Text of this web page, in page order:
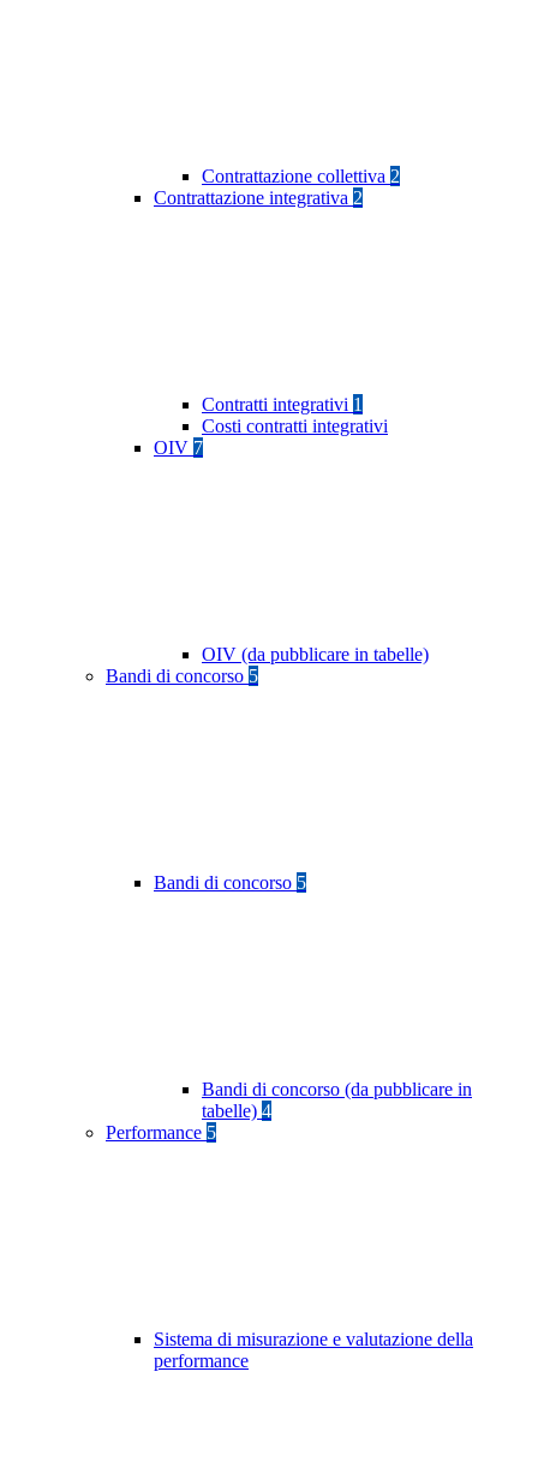
Contrattazione collettiva 2
Contrattazione integrativa 2
Contratti integrativi 1
Costi contratti integrativi
OIV 7
OIV (da pubblicare in tabelle)
Bandi di concorso 5
Bandi di concorso 5
Bandi di concorso (da pubblicare in
tabelle) 4
Performance 5
Sistema di misurazione e valutazione della
performance